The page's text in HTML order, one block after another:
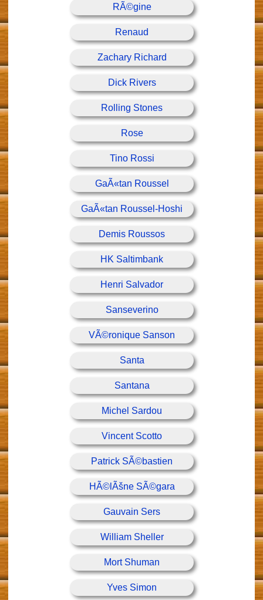
RÃ©gine
Renaud
Zachary Richard
Dick Rivers
Rolling Stones
Rose
Tino Rossi
GaÃ«tan Roussel
GaÃ«tan Roussel-Hoshi
Demis Roussos
HK Saltimbank
Henri Salvador
Sanseverino
VÃ©ronique Sanson
Santa
Santana
Michel Sardou
Vincent Scotto
Patrick SÃ©bastien
HÃ©lÃšne SÃ©gara
Gauvain Sers
William Sheller
Mort Shuman
Yves Simon